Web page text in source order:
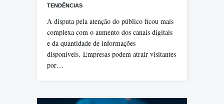
TENDÊNCIAS
A disputa pela atenção do público ficou mais
complexa com o aumento dos canais digitais
e da quantidade de informações
disponíveis. Empresas podem atrair visitantes
por…